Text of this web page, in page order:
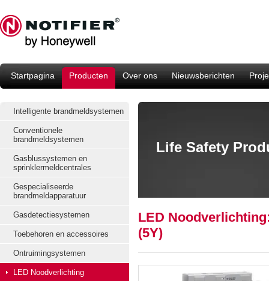
Startpagina Producten Over ons Nieuwsberichten
Intelligente brandmeldsystemen
Conventionele
brandmeldsystemen
Gasblussystemen en
sprinklermeldcentrales
Gespecialiseerde
brandmeldapparatuur
Gasdetectiesystemen
Toebehoren en accessoires
Ontruimingsystemen
LED Noodverlichting
Life Safety
LED
(5Y)